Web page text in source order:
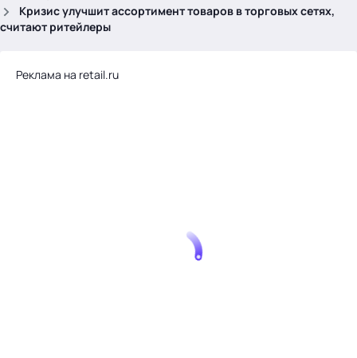
Кризис улучшит ассортимент товаров в торговых сетях,
считают ритейлеры
Реклама на retail.ru